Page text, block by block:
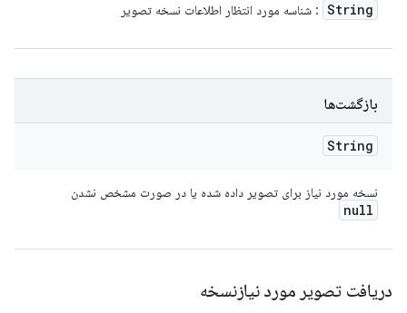
String : شناسه مورد انتظار اطلاعات نسخه تصویر
بازگشت‌ها
String
نسخه مورد نیاز برای تصویر داده شده یا در صورت مشخص نشدن
null
دریافت تصویر مورد نیازنسخه